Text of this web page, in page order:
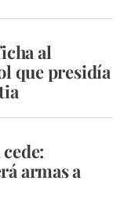
al
que presidía
armas a